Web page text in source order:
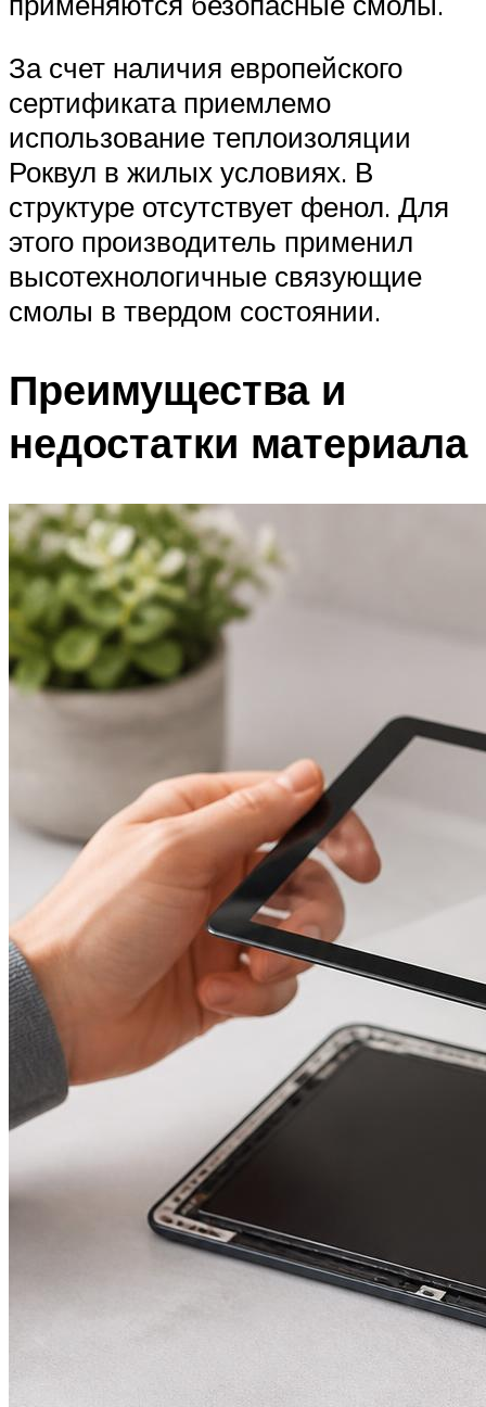
За счет наличия европейского
сертификата приемлемо
использование теплоизоляции
Роквул в жилых условиях. В
структуре отсутствует фенол. Для
этого производитель применил
высотехнологичные связующие
смолы в твердом состоянии.
Преимущества и
недостатки материала